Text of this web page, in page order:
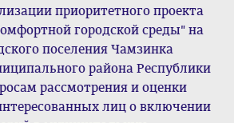
приоритетного проекта
городской среды" на
поселения Чамзинка
района Республики
рассмотрения и оценки
лиц о включении